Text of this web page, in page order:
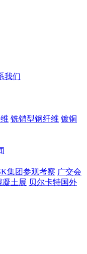
我们
铣销型钢纤维 镀铜
集团参观考察 广交会
凝土展 贝尔卡特国外